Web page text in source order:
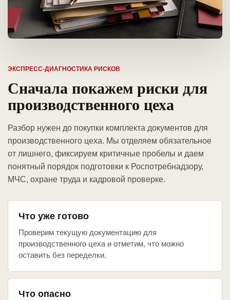
ЭКСПРЕСС-ДИАГНОСТИКА РИСКОВ
Сначала покажем риски для
производственного цеха
Разбор нужен до покупки комплекта документов для
производственного цеха. Мы отделяем обязательное
от лишнего, фиксируем критичные пробелы и даем
понятный порядок подготовки к Роспотребнадзору,
МЧС, охране труда и кадровой проверке.
Что уже готово
Проверим текущую документацию для
производственного цеха и отметим, что можно
оставить без переделки.
Что опасно